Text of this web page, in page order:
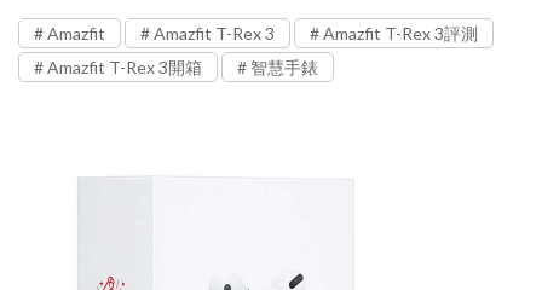
Amazfit Amazfit T-Rex 3
Amazfit T-Rex 3評測
Amazfit T-Rex 3開箱
智慧手錶